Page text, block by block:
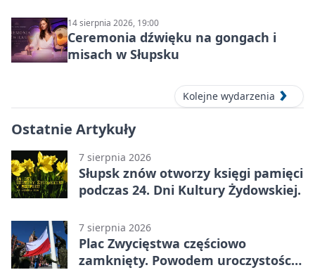
14 sierpnia 2026, 19:00
Ceremonia dźwięku na gongach i
misach w Słupsku
Kolejne wydarzenia
Ostatnie Artykuły
7 sierpnia 2026
Słupsk znów otworzy księgi pamięci
podczas 24. Dni Kultury Żydowskiej.
7 sierpnia 2026
Plac Zwycięstwa częściowo
zamknięty. Powodem uroczystości